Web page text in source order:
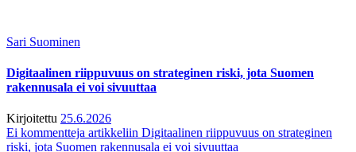
Sari Suominen
Digitaalinen riippuvuus on strateginen riski, jota Suomen
rakennusala ei voi sivuuttaa
Kirjoitettu 25.6.2026
Ei kommentteja artikkeliin Digitaalinen riippuvuus on strateginen
riski, jota Suomen rakennusala ei voi sivuuttaa